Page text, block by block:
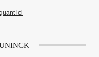
ici